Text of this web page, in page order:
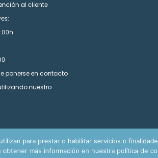
al cliente
ponerse en contacto
nuestro
para prestar o habilitar servicios o
más información en nuestra política de